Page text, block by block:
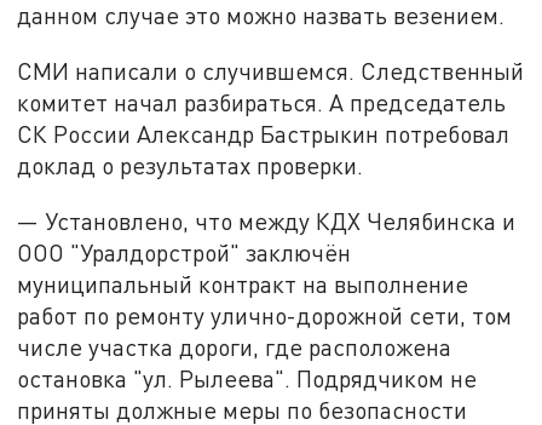
данном случае это можно назвать везением.
СМИ написали о случившемся. Следственный
комитет начал разбираться. А председатель
СК России Александр Бастрыкин потребовал
доклад о результатах проверки.
— Установлено, что между КДХ Челябинска и
ООО "Уралдорстрой" заключён
муниципальный контракт на выполнение
работ по ремонту улично-дорожной сети, том
числе участка дороги, где расположена
остановка "ул. Рылеева". Подрядчиком не
приняты должные меры по безопасности